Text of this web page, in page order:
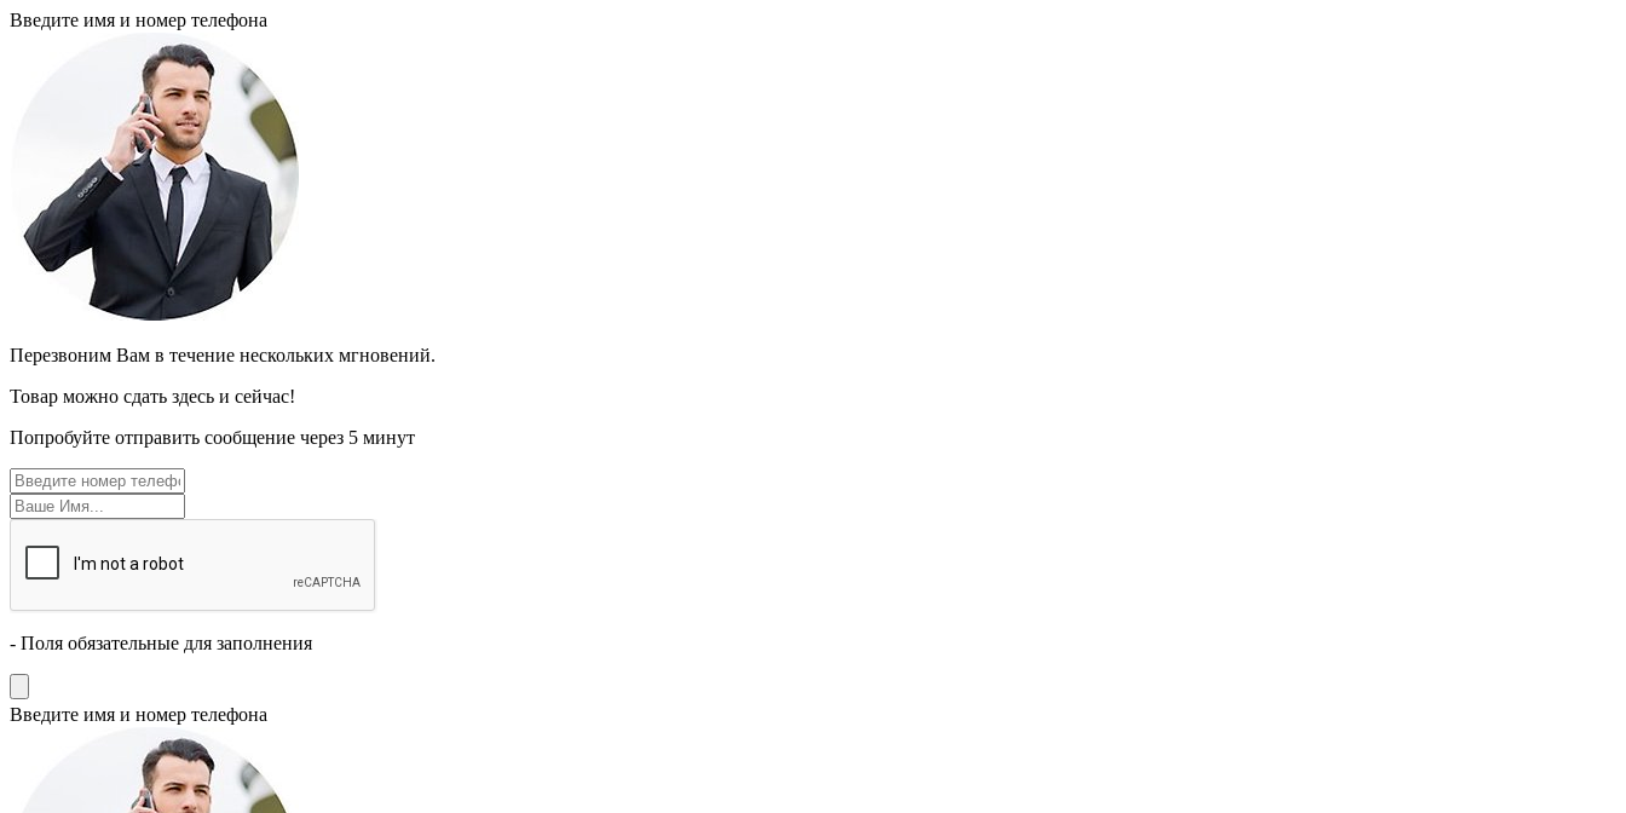
Введите имя и номер телефона
Перезвоним Вам в течение нескольких мгновений.
Товар можно сдать здесь и сейчас!
Попробуйте отправить сообщение через 5 минут
- Поля обязательные для заполнения
Введите имя и номер телефона